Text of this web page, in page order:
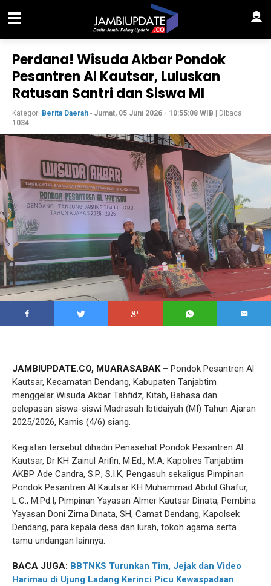
Perdana! Wisuda Akbar Pondok
Pesantren Al Kautsar, Luluskan
Ratusan Santri dan Siswa MI
Kategori Berita Daerah - Jumat, 05 Juni 2026 - 10:55:08 WIB | Dibaca:
1034
JAMBIUPDATE.CO, MUARASABAK– Pondok Pesantren Al
Kautsar, Kecamatan Dendang, Kabupaten Tanjabtim
menggelar Wisuda Akbar Tahfidz, Kitab, Bahasa dan
pelepasan siswa-siswi Madrasah Ibtidaiyah (MI) Tahun Ajaran
2025/2026, Kamis (4/6) siang.
Kegiatan tersebut dihadiri Penasehat Pondok Pesantren Al
Kautsar, Dr KH Zainul Arifin, M.Ed., M.A, Kapolres Tanjabtim
AKBP Ade Candra, S.P., S.I.K, Pengasuh sekaligus Pimpinan
Pondok Pesantren Al Kautsar KH Muhammad Abdul Ghafur,
L.C., M.Pd.I, Pimpinan Yayasan Almer Kautsar Dinata, Pembina
Yayasan Doni Zirna Dinata, SH, Camat Dendang, Kapolsek
Dendang, para kepala desa dan lurah, tokoh agama serta
tamu undangan lainnya.
BACA JUGA: BBTNKS Turunkan Tim, Jejak dan Video
Harimau di Ujung Ladang Kerinci Picu Kewaspadaan